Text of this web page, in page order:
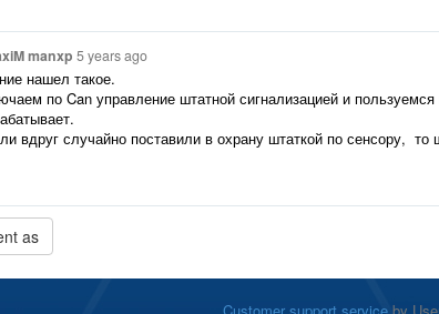
manxp 5 years ago
нашел такое.
по Can управление штатной сигнализацией и
вдруг случайно поставили в охрану штаткой по сенсору, то